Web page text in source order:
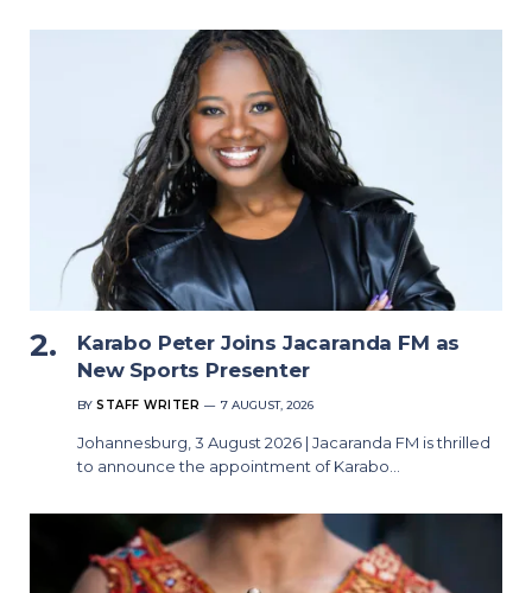
Karabo Peter Joins Jacaranda FM as
New Sports Presenter
BY STAFF WRITER 7 AUGUST, 2026
Johannesburg, 3 August 2026 | Jacaranda FM is thrilled
to announce the appointment of Karabo…